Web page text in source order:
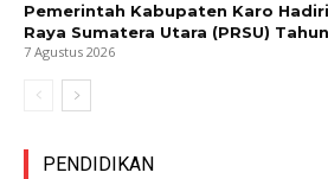
Pemerintah Kabupaten Karo
Raya Sumatera Utara (PRSU)
7 Agustus 2026
PENDIDIKAN